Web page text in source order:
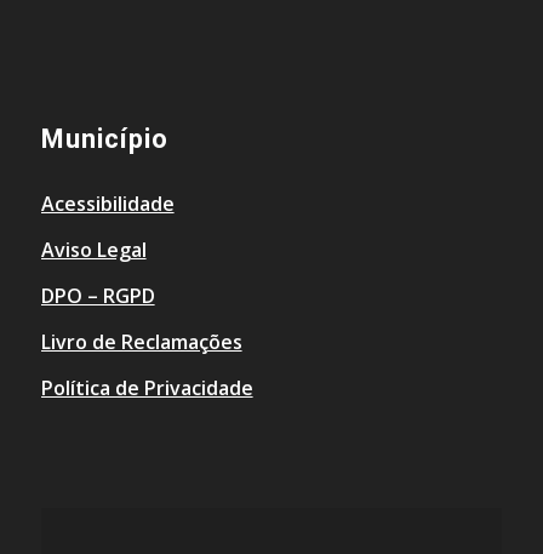
Município
Acessibilidade
Aviso Legal
DPO – RGPD
Livro de Reclamações
Política de Privacidade